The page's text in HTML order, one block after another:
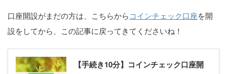
口座開設がまだの方は、こちらからコインチェック口座を開
設をしてから、この記事に戻ってきてくださいね！
【手続き10分】コインチェック口座開